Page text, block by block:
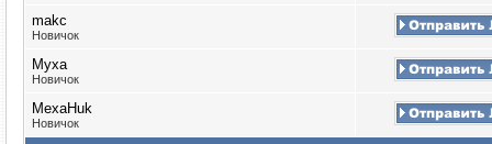
makc
Новичок
Myxa
Новичок
MexaHuk
Новичок